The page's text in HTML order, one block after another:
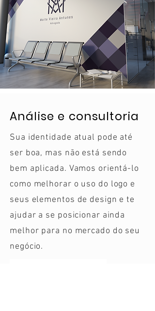
Análise e consultoria
Sua identidade atual pode até
ser boa, mas não está sendo
bem aplicada. Vamos orientá-lo
como melhorar o uso do logo e
seus elementos de design e te
ajudar a se posicionar ainda
melhor para no mercado do seu
negócio.